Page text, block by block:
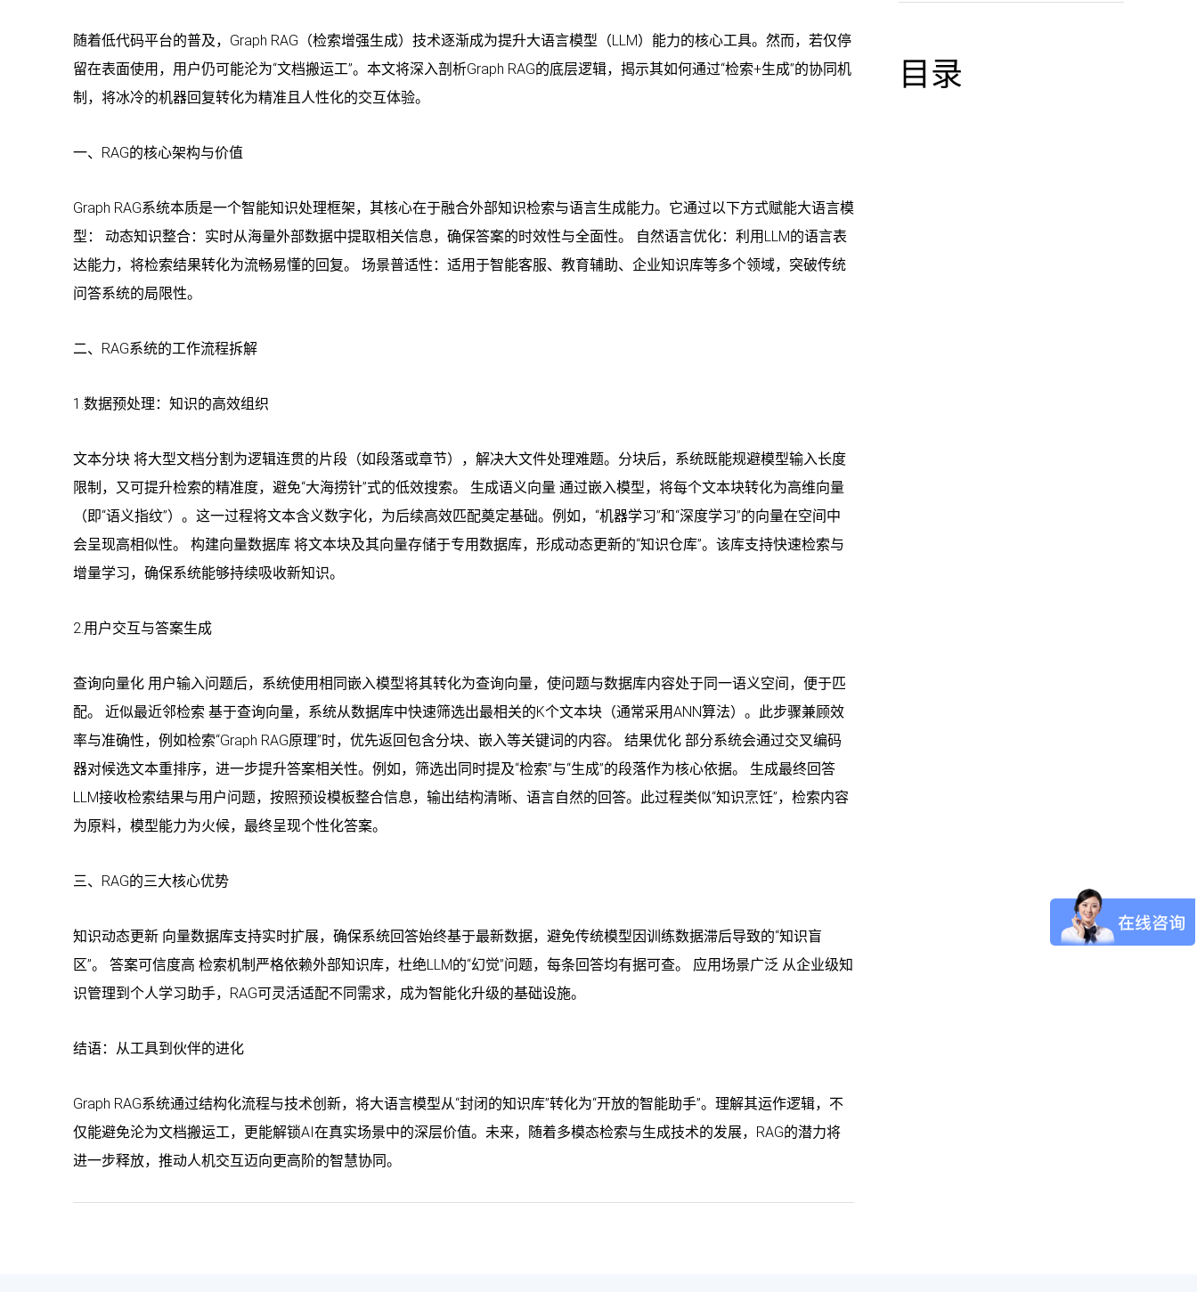
随着低代码平台的普及，Graph RAG（检索增强生成）技术逐渐成为提升大语言模型（LLM）能力的核心工具。然而，若仅停
留在表面使用，用户仍可能沦为“文档搬运工”。本文将深入剖析Graph RAG的底层逻辑，揭示其如何通过“检索+生成”的协同机
制，将冰冷的机器回复转化为精准且人性化的交互体验。
一、RAG的核心架构与价值
Graph RAG系统本质是一个智能知识处理框架，其核心在于融合外部知识检索与语言生成能力。它通过以下方式赋能大语言模
型： 动态知识整合：实时从海量外部数据中提取相关信息，确保答案的时效性与全面性。 自然语言优化：利用LLM的语言表
达能力，将检索结果转化为流畅易懂的回复。 场景普适性：适用于智能客服、教育辅助、企业知识库等多个领域，突破传统
问答系统的局限性。
二、RAG系统的工作流程拆解
1.数据预处理：知识的高效组织
文本分块 将大型文档分割为逻辑连贯的片段（如段落或章节），解决大文件处理难题。分块后，系统既能规避模型输入长度
限制，又可提升检索的精准度，避免“大海捞针”式的低效搜索。 生成语义向量 通过嵌入模型，将每个文本块转化为高维向量
（即“语义指纹”）。这一过程将文本含义数字化，为后续高效匹配奠定基础。例如，“机器学习”和“深度学习”的向量在空间中
会呈现高相似性。 构建向量数据库 将文本块及其向量存储于专用数据库，形成动态更新的“知识仓库”。该库支持快速检索与
增量学习，确保系统能够持续吸收新知识。
2.用户交互与答案生成
查询向量化 用户输入问题后，系统使用相同嵌入模型将其转化为查询向量，使问题与数据库内容处于同一语义空间，便于匹
配。 近似最近邻检索 基于查询向量，系统从数据库中快速筛选出最相关的K个文本块（通常采用ANN算法）。此步骤兼顾效
率与准确性，例如检索“Graph RAG原理”时，优先返回包含分块、嵌入等关键词的内容。 结果优化 部分系统会通过交叉编码
器对候选文本重排序，进一步提升答案相关性。例如，筛选出同时提及“检索”与“生成”的段落作为核心依据。 生成最终回答
LLM接收检索结果与用户问题，按照预设模板整合信息，输出结构清晰、语言自然的回答。此过程类似“知识烹饪”，检索内容
为原料，模型能力为火候，最终呈现个性化答案。
三、RAG的三大核心优势
知识动态更新 向量数据库支持实时扩展，确保系统回答始终基于最新数据，避免传统模型因训练数据滞后导致的“知识盲
区”。 答案可信度高 检索机制严格依赖外部知识库，杜绝LLM的“幻觉”问题，每条回答均有据可查。 应用场景广泛 从企业级知
识管理到个人学习助手，RAG可灵活适配不同需求，成为智能化升级的基础设施。
结语：从工具到伙伴的进化
Graph RAG系统通过结构化流程与技术创新，将大语言模型从“封闭的知识库”转化为“开放的智能助手”。理解其运作逻辑，不
仅能避免沦为文档搬运工，更能解锁AI在真实场景中的深层价值。未来，随着多模态检索与生成技术的发展，RAG的潜力将
进一步释放，推动人机交互迈向更高阶的智慧协同。
目录